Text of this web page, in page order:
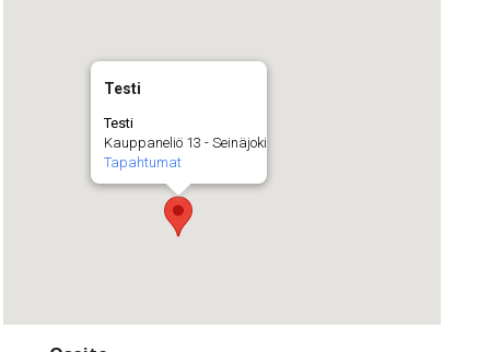
Testi
Testi
Kauppaneliö 13 - Seinäjoki
Tapahtumat